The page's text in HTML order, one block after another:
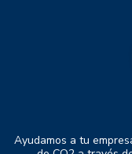
Ayudamos a tu